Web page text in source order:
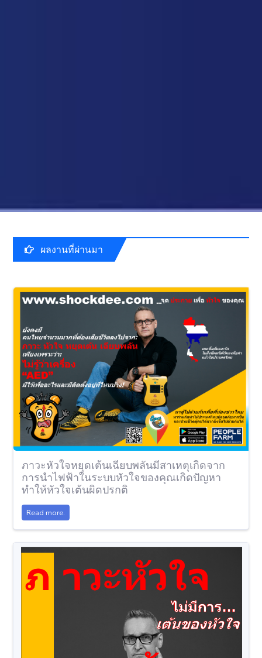
ผลงานที่ผ่านมา
ภาวะหัวใจหยุดเต้นเฉียบพลันมีสาเหตุเกิดจาก
การนำไฟฟ้าในระบบหัวใจของคุณเกิดปัญหา
ทำให้หัวใจเต้นผิดปรกติ
Read more.